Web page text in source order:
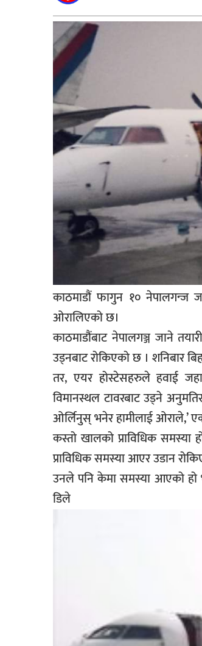
पत्रपत्रिका
जीवनशैली
काठमाडौं फागुन १० नेपालगन्ज
ओरालिएको छ।
काठमाडौंबाट नेपालगञ्ज जाने
उड्नबाट रोकिएको छ । शनिबार
तर, एयर होस्टेसहरुले हवाई
विमानस्थल टावरबाट उड्ने
ओर्लिनुस् भनेर हामीलाई ओराले,’
कस्तो खालको प्राविधिक समस्या
प्राविधिक समस्या आएर उडान
उनले पनि केमा समस्या आएको हो
डिले